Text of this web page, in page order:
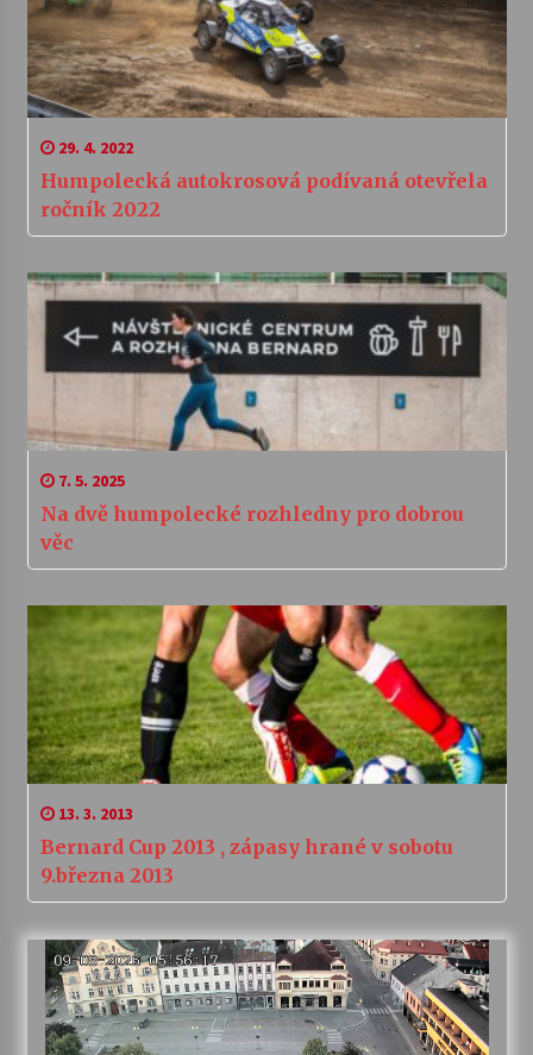
29. 4. 2022
Humpolecká autokrosová podívaná otevřela
ročník 2022
7. 5. 2025
Na dvě humpolecké rozhledny pro dobrou
věc
13. 3. 2013
Bernard Cup 2013 , zápasy hrané v sobotu
9.března 2013